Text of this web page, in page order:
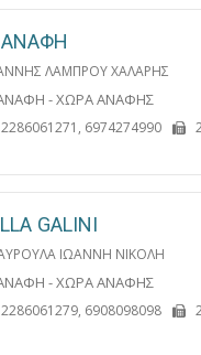
ΛΑΜΠΡΟΥ ΧΑΛΑΡΗΣ
- ΧΩΡΑ ΑΝΑΦΗΣ
2286061271, 6974274990
GALINI
ΙΩΑΝΝΗ ΝΙΚΟΛΗ
- ΧΩΡΑ ΑΝΑΦΗΣ
2286061279, 6908098098